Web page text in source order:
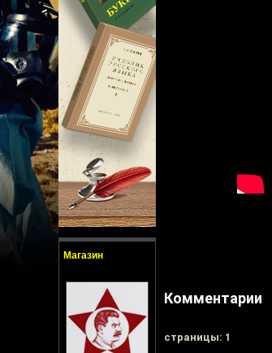
Магазин
Комментарии
cтраницы: 1